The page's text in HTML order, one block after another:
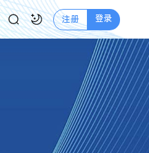
注册 登录